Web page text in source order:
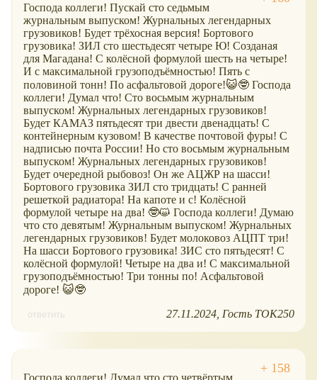
Господа коллеги! Пускай сто седьмым
журнальным выпуском! Журнальных легендарных
грузовиков! Будет трёхосная версия! Бортового
грузовика! ЗИЛ сто шестьдесят четыре Ю! Созданая
для Магадана! С колёсной формулой шесть на четыре!
И с максимальной грузоподъёмностью! Пять с
половиной тонн! По асфальтовой дороге!😺🤓 Господа
коллеги! Думал что! Сто восьмым журнальным
выпуском! Журнальных легендарных грузовиков!
Будет КАМАЗ пятьдесят три двести двенадцать! С
контейнерным кузовом! В качестве почтовой фуры! С
надписью почта России! Но сто восьмым журнальным
выпуском! Журнальных легендарных грузовиков!
Будет очередной рыбовоз! Он же АЦЖР на шасси!
Бортового грузовика ЗИЛ сто тридцать! С ранней
решеткой радиатора! На капоте и с! Колёсной
формулой четыре на два! 🤓😺 Господа коллеги! Думаю
что сто девятым! Журнальным выпуском! Журнальных
легендарных грузовиков! Будет молоковоз АЦПТ три!
На шасси Бортового грузовика! ЗИС сто пятьдесят! С
колёсной формулой! Четыре на два и! С максимальной
грузоподъёмностью! Три тонны по! Асфальтовой
дороге! 😺🤓
ответить 27.11.2024 Гость ТОК250
Господа коллеги! Думал что сто четвёртым